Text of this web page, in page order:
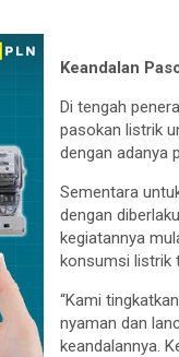
Keandalan
Di tengah
pasokan listrik
dengan adanya
Sementara
dengan
kegiatannya
konsumsi listrik
“Kami
nyaman dan
keandalannya.